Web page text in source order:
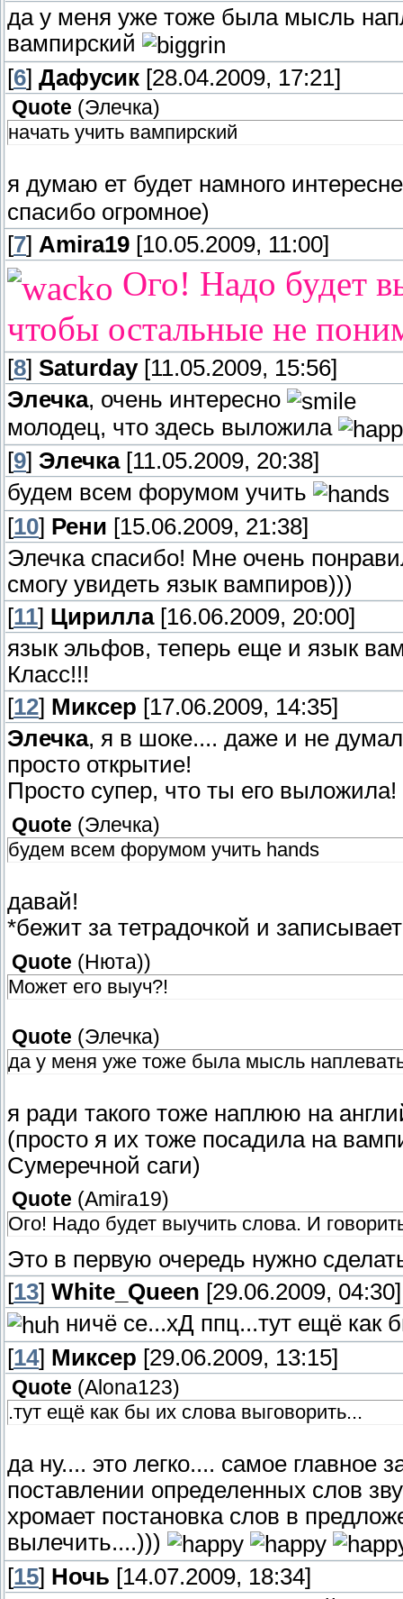
да у меня уже тоже была мысль
вампирский
[6] Дафусик [28.04.2009, 17:21]
Quote (Элечка)
начать учить вампирский
я думаю ет будет намного
спасибо огромное)
[7] Amira19 [10.05.2009, 11:00]
Ого! Надо будет
чтобы остальные не
[8] Saturday[11.05.2009, 15:56]
Элечка, очень интересно
молодец, что здесь выложила
[9] Элечка[11.05.2009, 20:38]
будем всем форумом учить
[10] Рени [15.06.2009, 21:38]
Элечка спасибо! Мне очень
смогу увидеть язык вампиров)))
[11] Цирилла[16.06.2009, 20:00]
язык эльфов, теперь еще и язык
Класс!!!
[12] Миксер [17.06.2009, 14:35]
Элечка, я в шоке.... даже и не
просто открытие!
Просто супер, что ты его выложила!
Quote (Элечка)
будем всем форумом учить hands
давай!
*бежит за тетрадочкой и
Quote (Нюта))
Может его выуч?!
Quote (Элечка)
да у меня уже тоже была мысль
я ради такого тоже наплюю на
(просто я их тоже посадила на
Сумеречной саги)
Quote (Amira19)
Ого! Надо будет выучить слова. И
Это в первую очередь нужно
[13] White_Queen [29.06.2009, 04:30]
ничё се...хД ппц...тут ещё как
[14] Миксер [29.06.2009, 13:15]
Quote (Alona123)
.тут ещё как бы их слова выговорить...
да ну.... это легко.... самое главное
поставлении определенных слов
хромает постановка слов в
вылечить....)))
[15] Ночь [14.07.2009, 18:34]